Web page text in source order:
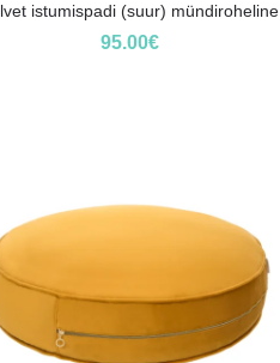
istumispadi (suur) mündiroheline
95.00€